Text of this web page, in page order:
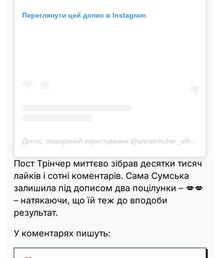
Переглянути цей допис в Instagram
Допис, поширений користувачем @annatrincher_official
Пост Трінчер миттєво зібрав десятки тисяч
лайків і сотні коментарів. Сама Сумська
залишила під дописом два поцілунки – 💋💋
– натякаючи, що їй теж до вподоби
результат.
У коментарях пишуть: